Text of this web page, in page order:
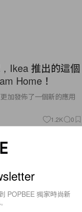
Ikea 推出的這個
Home！
加發佈了一個新的應用
1.2K 0
POPBEE 獨家時尚新